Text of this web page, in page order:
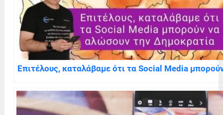
Επιτέλους, καταλάβαμε ότι τα Social Media